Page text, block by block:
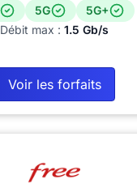
5G
5G+
Débit max : 1.5 Gb/s
Voir les forfaits